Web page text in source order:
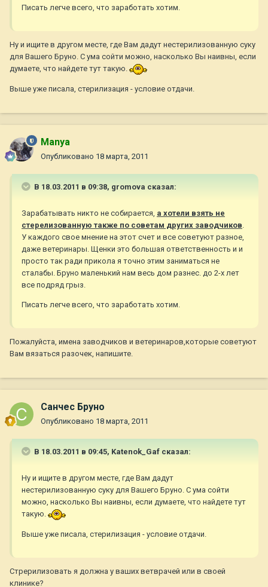
Писать легче всего, что заработать хотим.
Ну и ищите в другом месте, где Вам дадут нестерилизованную суку
для Вашего Бруно. С ума сойти можно, насколько Вы наивны, если
думаете, что найдете тут такую.
Выше уже писала, стерилизация - условие отдачи.
Manya
Опубликовано 18 марта, 2011
В 18.03.2011 в 09:38, gromova сказал:
Зарабатывать никто не собирается, а хотели взять не
стерелизованную также по советам других заводчиков.
У каждого свое мнение на этот счет и все советуют разное,
даже ветеринары. Щенки это большая ответственность и и
просто так ради прикола я точно этим заниматься не
сталабы. Бруно маленький нам весь дом разнес. до 2-х лет
все подряд грыз.
Писать легче всего, что заработать хотим.
Пожалуйста, имена заводчиков и ветеринаров,которые советуют
Вам вязаться разочек, напишите.
Санчес Бруно
Опубликовано 18 марта, 2011
В 18.03.2011 в 09:45, Katenok_Gaf сказал:
Ну и ищите в другом месте, где Вам дадут
нестерилизованную суку для Вашего Бруно. С ума сойти
можно, насколько Вы наивны, если думаете, что найдете тут
такую.
Выше уже писала, стерилизация - условие отдачи.
Стрерилизовать я должна у ваших ветврачей или в своей
клинике?